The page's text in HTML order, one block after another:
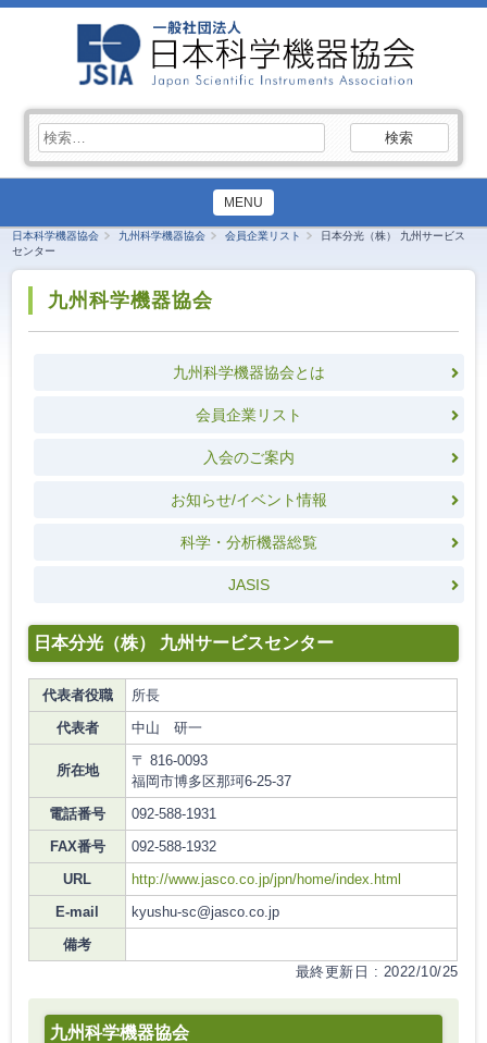
索:
MENU
日本科学機器協会 九州科学機器協会 会員企業リスト
日本分光（株） 九州サービス
センター
九州科学機器協会
九州科学機器協会とは
会員企業リスト
入会のご案内
お知らせ/イベント情報
科学・分析機器総覧
JASIS
日本分光（株） 九州サービスセンター
代表者役職
所長
代表者
中山 研一
所在地
〒 816-0093
福岡市博多区那珂6-25-37
電話番号
092-588-1931
FAX番号
092-588-1932
URL
http://www.jasco.co.jp/jpn/home/index.html
E-mail
kyushu-sc@jasco.co.jp
備考
最終更新日 : 2022/10/25
九州科学機器協会